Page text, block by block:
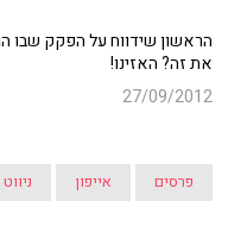
את זה? האזינו!
27/09/2012
פרסים אייפון ניווט